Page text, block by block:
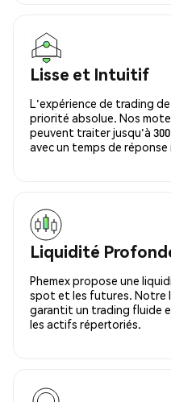
Lisse et Intuitif
L'expérience de trading
priorité absolue. Nos
peuvent traiter jusqu'à
avec un temps de
Liquidité
Phemex propose une
spot et les futures. Notre
garantit un trading fluide
les actifs répertoriés.